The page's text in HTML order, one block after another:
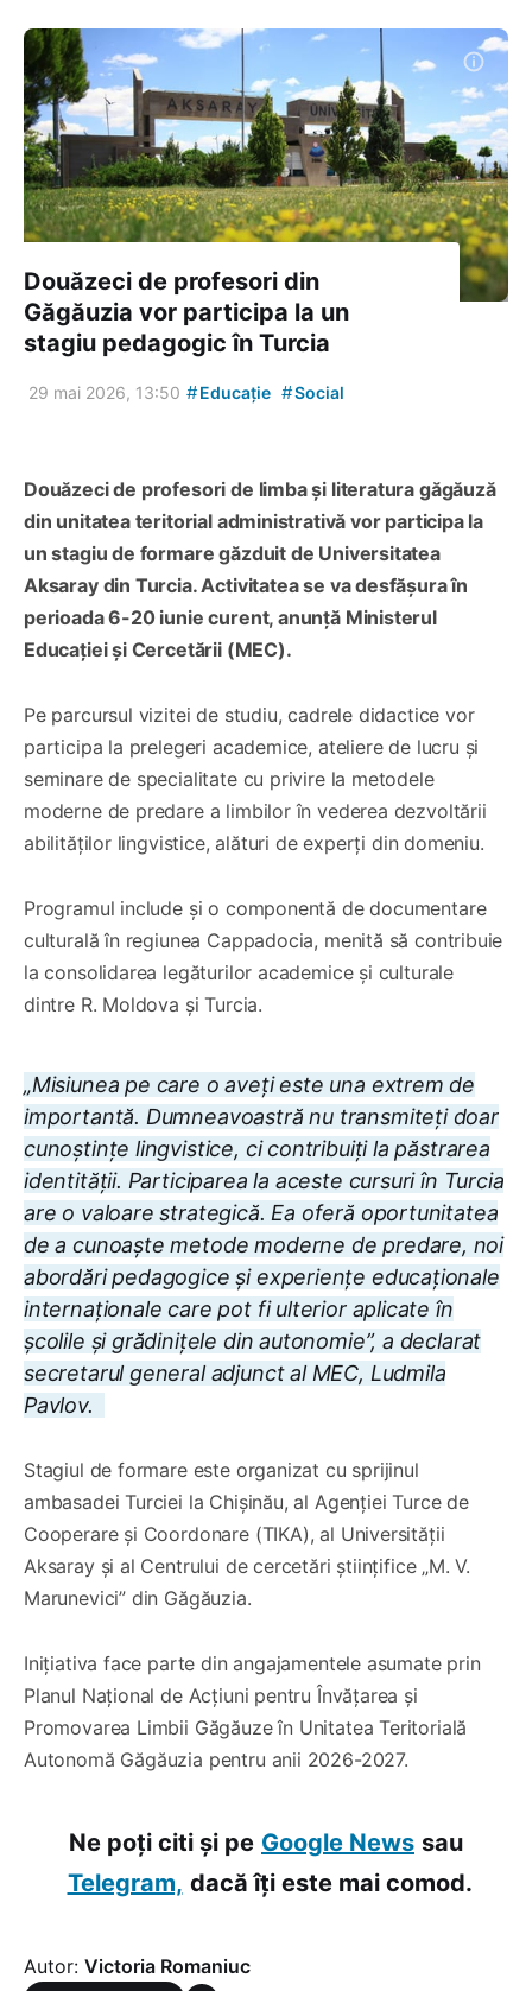
Douăzeci de profesori din
Găgăuzia vor participa la un
stagiu pedagogic în Turcia
29 mai 2026, 13:50 #Educație #Social
Douăzeci de profesori de limba și literatura găgăuză
din unitatea teritorial administrativă vor participa la
un stagiu de formare găzduit de Universitatea
Aksaray din Turcia. Activitatea se va desfășura în
perioada 6-20 iunie curent, anunță Ministerul
Educației și Cercetării (MEC).
Pe parcursul vizitei de studiu, cadrele didactice vor
participa la prelegeri academice, ateliere de lucru și
seminare de specialitate cu privire la metodele
moderne de predare a limbilor în vederea dezvoltării
abilităților lingvistice, alături de experți din domeniu.
Programul include și o componentă de documentare
culturală în regiunea Cappadocia, menită să contribuie
la consolidarea legăturilor academice și culturale
dintre R. Moldova și Turcia.
„Misiunea pe care o aveți este una extrem de
importantă. Dumneavoastră nu transmiteți doar
cunoștințe lingvistice, ci contribuiți la păstrarea
identității. Participarea la aceste cursuri în Turcia
are o valoare strategică. Ea oferă oportunitatea
de a cunoaște metode moderne de predare, noi
abordări pedagogice și experiențe educaționale
internaționale care pot fi ulterior aplicate în
școlile și grădinițele din autonomie”, a declarat
secretarul general adjunct al MEC, Ludmila
Pavlov.
Stagiul de formare este organizat cu sprijinul
ambasadei Turciei la Chișinău, al Agenției Turce de
Cooperare și Coordonare (TIKA), al Universității
Aksaray și al Centrului de cercetări științifice „M. V.
Marunevici” din Găgăuzia.
Inițiativa face parte din angajamentele asumate prin
Planul Național de Acțiuni pentru Învățarea și
Promovarea Limbii Găgăuze în Unitatea Teritorială
Autonomă Găgăuzia pentru anii 2026-2027.
Ne poți citi și pe Google News sau
Telegram, dacă îți este mai comod.
Autor: Victoria Romaniuc